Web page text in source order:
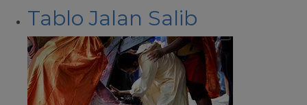
Tablo Jalan Salib